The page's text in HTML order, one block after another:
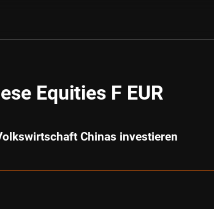
Equities F EUR
Chinas investieren